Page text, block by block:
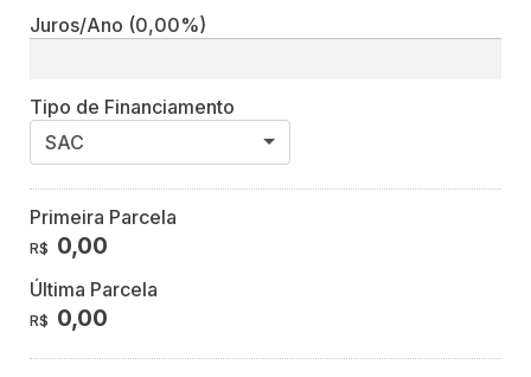
Juros/Ano (0,00%)
Tipo de Financiamento
SAC
Primeira Parcela
R$ 0,00
Última Parcela
R$ 0,00